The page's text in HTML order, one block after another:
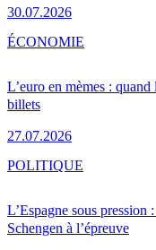
30.07.2026
L’euro en mèmes :
billets
27.07.2026
ÉCONOMIE
L’Espagne sous pression
Schengen à l’épreuve
POLITIQUE